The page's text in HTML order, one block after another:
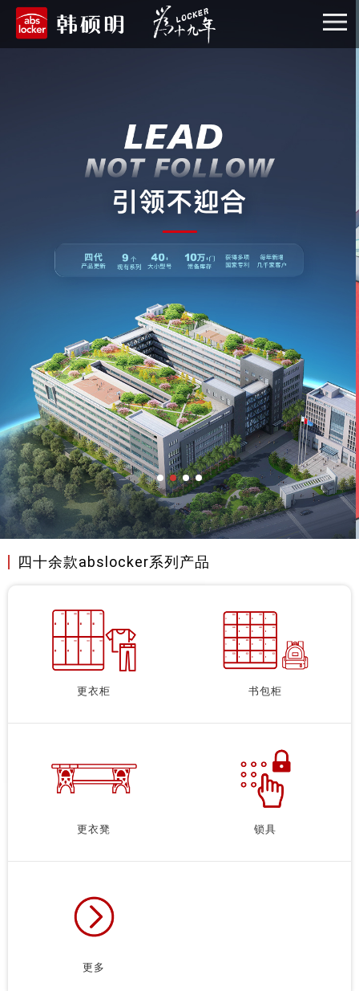
四十余款abslocker系列产品
更衣柜 书包柜
更衣凳 锁具
更多